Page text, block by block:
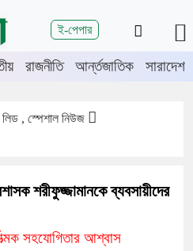
ই-পেপার
চুয়াডাঙ্গায় সওজের বাসভবন
রাজনীতি আর্ন্তজাতিক সারাদেশ
লিড , স্পেশাল নিউজ
শরীফুজ্জামানকে ব্যবসায়ীদের
সহযোগিতার আশ্বাস